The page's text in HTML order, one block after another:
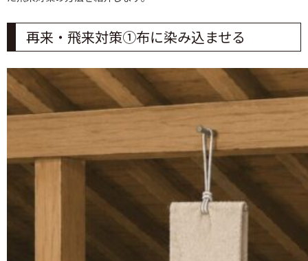
再来・飛来対策①布に染み込ませる